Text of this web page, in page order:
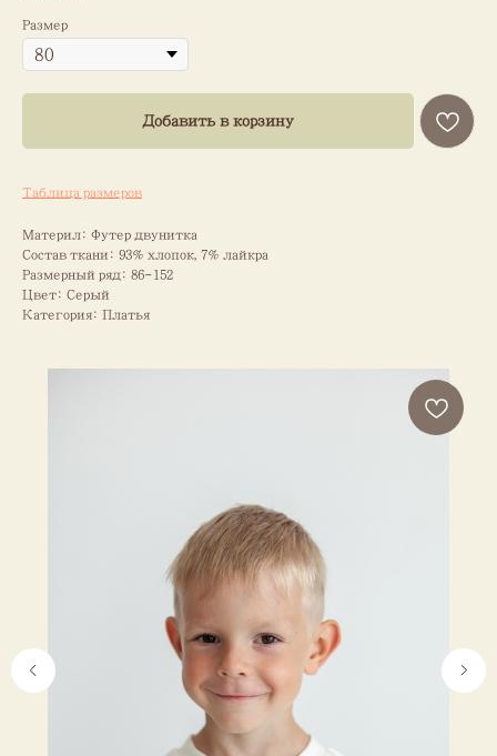
Размер
Добавить в корзину
Таблица размеров
Материл: Футер двунитка
Состав ткани: 93% хлопок, 7% лайкра
Размерный ряд: 86-152
Цвет: Серый
Категория: Платья